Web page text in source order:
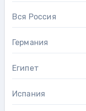
Вся Россия
Германия
Египет
Испания